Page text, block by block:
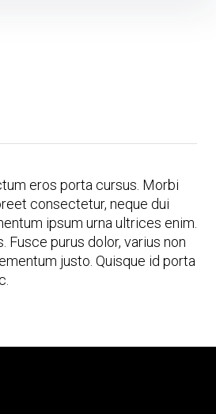
eros porta cursus. Morbi
consectetur, neque dui
ipsum urna ultrices enim.
Fusce purus dolor, varius non
justo. Quisque id porta